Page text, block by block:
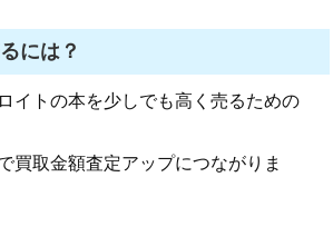
には？
イトの本を少しでも高く売るための
買取金額査定アップにつながりま